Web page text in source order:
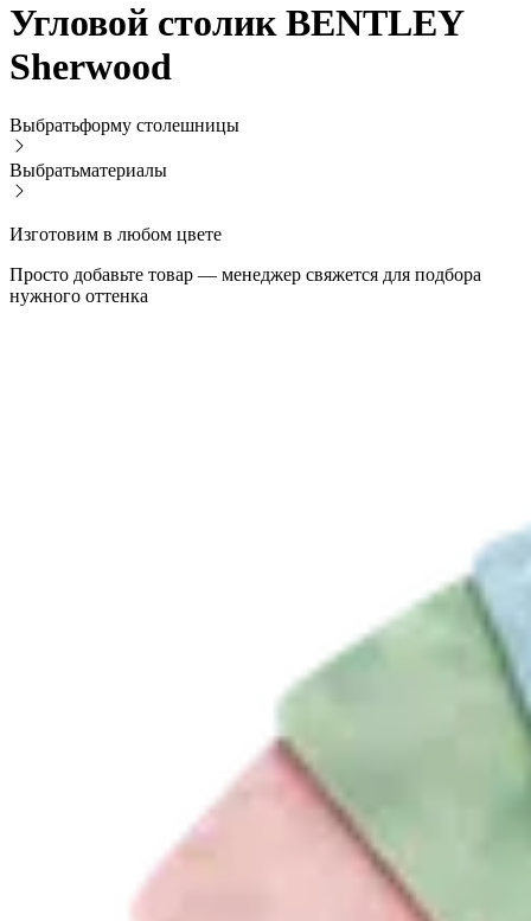
Угловой столик BENTLEY
Sherwood
Выбратьформу столешницы
Выбратьматериалы
Изготовим в любом цвете
Просто добавьте товар — менеджер свяжется для подбора
нужного оттенка